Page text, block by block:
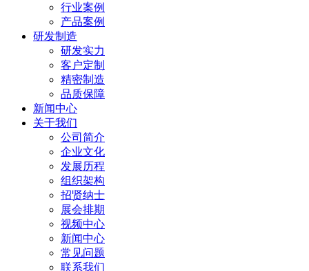
行业案例
产品案例
研发制造
研发实力
客户定制
精密制造
品质保障
新闻中心
关于我们
公司简介
企业文化
发展历程
组织架构
招贤纳士
展会排期
视频中心
新闻中心
常见问题
联系我们